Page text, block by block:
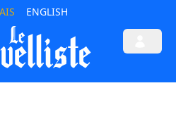
ENGLISH